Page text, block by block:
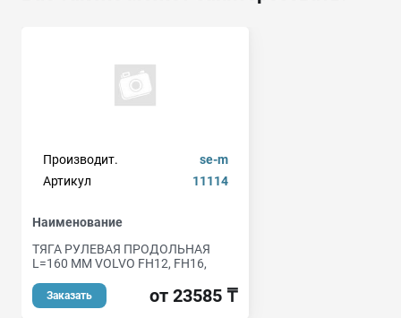
Производит.
se-m
Артикул
11114
Наименование
ТЯГА РУЛЕВАЯ ПРОДОЛЬНАЯ
L=160 MM VOLVO FH12, FH16,
Заказать от 23585 ₸